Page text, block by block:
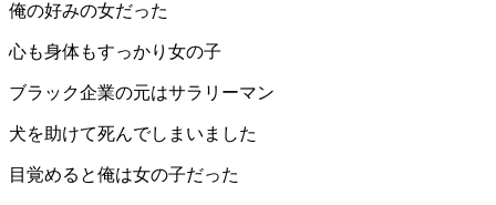
俺の好みの女だった
心も身体もすっかり女の子
ブラック企業の元はサラリーマン
犬を助けて死んでしまいました
目覚めると俺は女の子だった